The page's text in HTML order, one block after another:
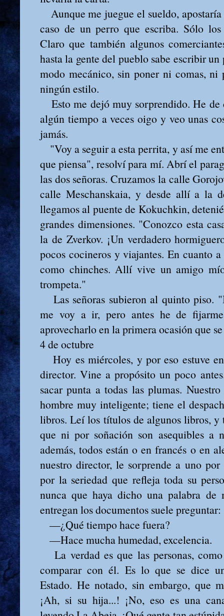
Aunque me juegue el sueldo,
caso de un perro que escriba. Sólo
Claro que también algunos
hasta la gente del pueblo sabe escribir
modo mecánico, sin poner ni comas, ni
ningún estilo.
Esto me dejó muy sorprendido. He de
algún tiempo a veces oigo y veo unas
jamás.
"Voy a seguir a esta perrita, y así me
que piensa", resolví para mí. Abrí el
las dos señoras. Cruzamos la calle
calle Meschanskaia, y desde allí a la
llegamos al puente de Kokuchkin,
grandes dimensiones. "Conozco esta
la de Zverkov. ¡Un verdadero
pocos cocineros y viajantes. En cuanto
como chinches. Allí vive un amigo
trompeta."
Las señoras subieron al quinto piso.
me voy a ir, pero antes he de
aprovecharlo en la primera ocasión que
4 de octubre
Hoy es miércoles, y por eso estuve
director. Vine a propósito un poco
sacar punta a todas las plumas.
hombre muy inteligente; tiene el
libros. Leí los títulos de algunos libros, y
que ni por soñación son asequibles a
además, todos están o en francés o en
nuestro director, le sorprende a uno
por la seriedad que refleja toda su
nunca que haya dicho una palabra de
entregan los documentos suele preguntar:
—¿Qué tiempo hace fuera?
—Hace mucha humedad, excelencia.
La verdad es que las personas,
comparar con él. Es lo que se dice
Estado. He notado, sin embargo, que
¡Ah, si su hija...! ¡No, eso es una